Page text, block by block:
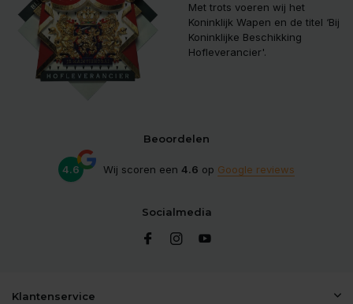
Met trots voeren wij het
Koninklijk Wapen en de titel ‘Bij
Koninklijke Beschikking
Hofleverancier'.
Beoordelen
4.6 Wij scoren een 4.6 op Google reviews
Socialmedia
Klantenservice